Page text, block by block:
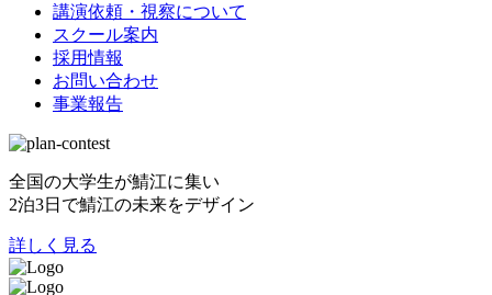
講演依頼・視察について
スクール案内
採用情報
お問い合わせ
事業報告
全国の大学生が鯖江に集い
2泊3日で鯖江の未来をデザイン
詳しく見る